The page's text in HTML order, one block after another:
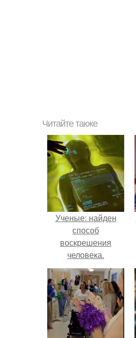
Читайте также
Ученые: найден
способ
воскрешения
человека.